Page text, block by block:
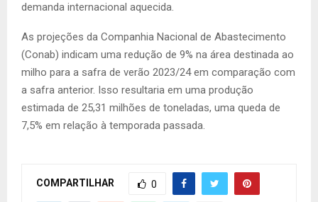
demanda internacional aquecida.
As projeções da Companhia Nacional de Abastecimento
(Conab) indicam uma redução de 9% na área destinada ao
milho para a safra de verão 2023/24 em comparação com
a safra anterior. Isso resultaria em uma produção
estimada de 25,31 milhões de toneladas, uma queda de
7,5% em relação à temporada passada.
COMPARTILHAR 0